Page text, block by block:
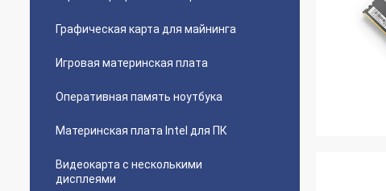
Графическая карта для майнинга
Игровая материнская плата
Оперативная память ноутбука
Материнская плата Intel для ПК
Видеокарта с несколькими
дисплеями